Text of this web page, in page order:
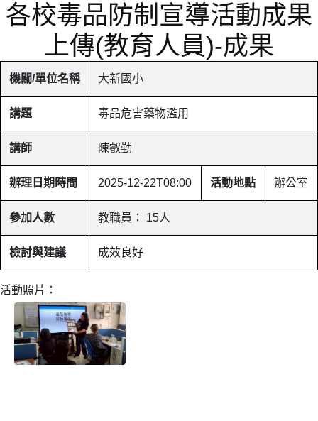
各校毒品防制宣導活動成果
上傳(教育人員)-成果
機關/單位名稱 大新國小
講題 毒品危害藥物濫用
講師 陳叡勤
辦理日期時間 2025-12-22T08:00 活動地點 辦公室
參加人數 教職員： 15人
檢討與建議 成效良好
活動照片：